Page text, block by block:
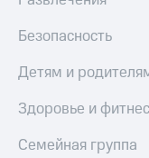
Безопасность
Детям и
Здоровье и фитнес
Семейная группа